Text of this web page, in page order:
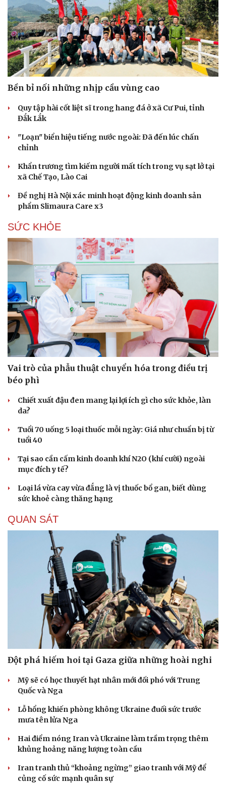
Tư vấn
Săn Tour
check-in
Câu chuyện thời sự
Cửa sổ tình yêu
Kể chuyện cho bé
Bền bỉ nối những nhịp cầu vùng cao
Quy tập hài cốt liệt sĩ trong hang đá ở xã Cư Pui, tỉnh
Đắk Lắk
"Loạn" biển hiệu tiếng nước ngoài: Đã đến lúc chấn
chỉnh
Khẩn trương tìm kiếm người mất tích trong vụ sạt lở tại
xã Chế Tạo, Lào Cai
Đề nghị Hà Nội xác minh hoạt động kinh doanh sản
phẩm Slimaura Care x3
SỨC KHỎE
Vai trò của phẫu thuật chuyển hóa trong điều trị
béo phì
Chiết xuất đậu đen mang lại lợi ích gì cho sức khỏe, làn
da?
Tuổi 70 uống 5 loại thuốc mỗi ngày: Giá như chuẩn bị từ
tuổi 40
Tại sao cần cấm kinh doanh khí N2O (khí cười) ngoài
mục đích y tế?
Loại lá vừa cay vừa đắng là vị thuốc bổ gan, biết dùng
sức khoẻ càng thăng hạng
QUAN SÁT
Đột phá hiếm hoi tại Gaza giữa những hoài nghi
Mỹ sẽ có học thuyết hạt nhân mới đối phó với Trung
Quốc và Nga
Lỗ hổng khiến phòng không Ukraine đuối sức trước
mưa tên lửa Nga
Hai điểm nóng Iran và Ukraine làm trầm trọng thêm
khủng hoảng năng lượng toàn cầu
Iran tranh thủ “khoảng ngừng” giao tranh với Mỹ để
củng cố sức mạnh quân sự